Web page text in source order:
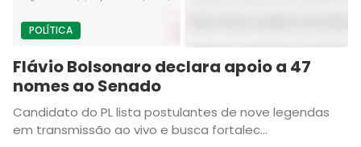
POLÍTICA
Flávio Bolsonaro declara apoio a 47
nomes ao Senado
Candidato do PL lista postulantes de nove legendas
em transmissão ao vivo e busca fortalec...